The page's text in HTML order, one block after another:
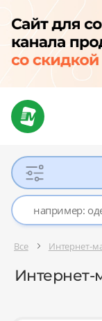
Все Интернет-
Интернет-